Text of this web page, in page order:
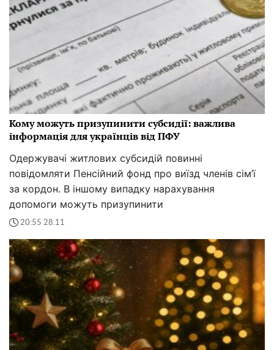
Кому можуть призупинити субсидії: важлива
інформація для українців від ПФУ
Одержувачі житлових субсидій повинні
повідомляти Пенсійний фонд про виїзд членів сім’ї
за кордон. В іншому випадку нарахування
допомоги можуть призупинити
20:55 28.11